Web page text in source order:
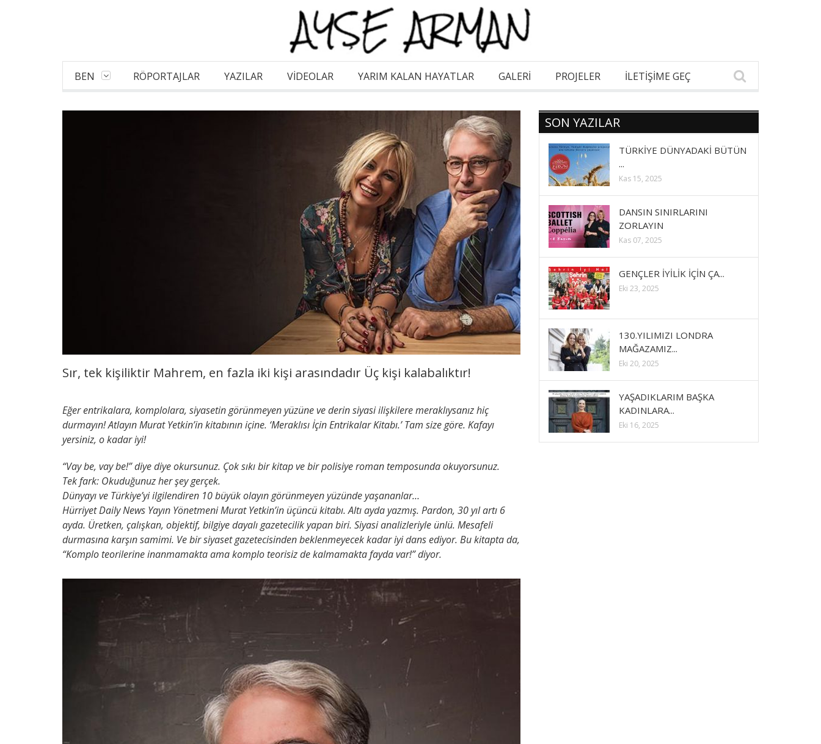
BEN RÖPORTAJLAR YAZILAR VİDEOLAR YARIM KALAN HAYATLAR GALERI PROJELER İLETİŞİME GEÇ
Sır, tek kişiliktir Mahrem, en fazla iki kişi arasındadır Üç kişi kalabalıktır!
Eğer entrikalara, komplolara, siyasetin görünmeyen yüzüne ve derin siyasi ilişkilere meraklıysanız hiç
durmayın! Atlayın Murat Yetkin’in kitabının içine. ‘Meraklısı İçin Entrikalar Kitabı.’ Tam size göre. Kafayı
yersiniz, o kadar iyi!
“Vay be, vay be!” diye diye okursunuz. Çok sıkı bir kitap ve bir polisiye roman temposunda okuyorsunuz.
Tek fark: Okuduğunuz her şey gerçek.
Dünyayı ve Türkiye’yi ilgilendiren 10 büyük olayın görünmeyen yüzünde yaşananlar…
Hürriyet Daily News Yayın Yönetmeni Murat Yetkin’in üçüncü kitabı. Altı ayda yazmış. Pardon, 30 yıl artı 6
ayda. Üretken, çalışkan, objektif, bilgiye dayalı gazetecilik yapan biri. Siyasi analizleriyle ünlü. Mesafeli
durmasına karşın samimi. Ve bir siyaset gazetecisinden beklenmeyecek kadar iyi dans ediyor. Bu kitapta da,
“Komplo teorilerine inanmamakta ama komplo teorisiz de kalmamakta fayda var!” diyor.
SON YAZILAR
TÜRKİYE DÜNYADAKİ BÜTÜN
...
Kas 15, 2025
DANSIN SINIRLARINI
ZORLAYIN
Kas 07, 2025
GENÇLER İYİLİK İÇİN ÇA...
Eki 23, 2025
130.YILIMIZI LONDRA
MAĞAZAMIZ...
Eki 20, 2025
YAŞADIKLARIM BAŞKA
KADINLARA...
Eki 16, 2025